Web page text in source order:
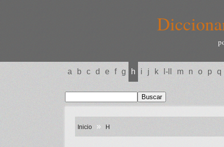
a b c d e f g h i j k l-ll m n o p q
Inicio » H